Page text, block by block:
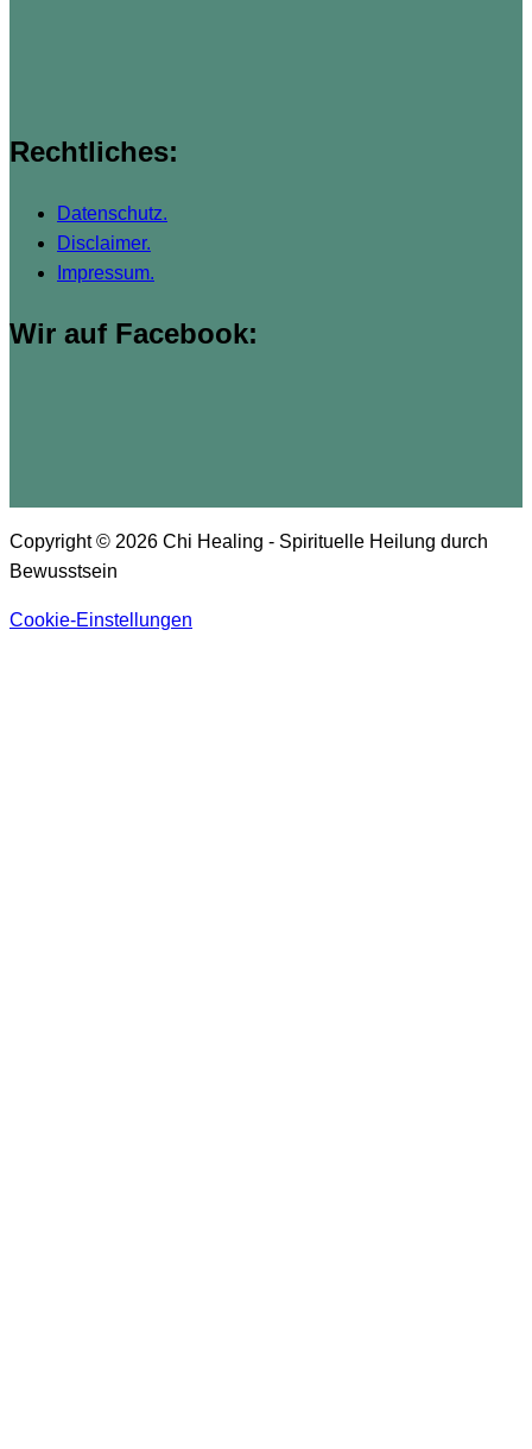
Rechtliches:
Datenschutz.
Disclaimer.
Impressum.
Wir auf Facebook:
Copyright © 2026 Chi Healing - Spirituelle Heilung durch
Bewusstsein
Cookie-Einstellungen